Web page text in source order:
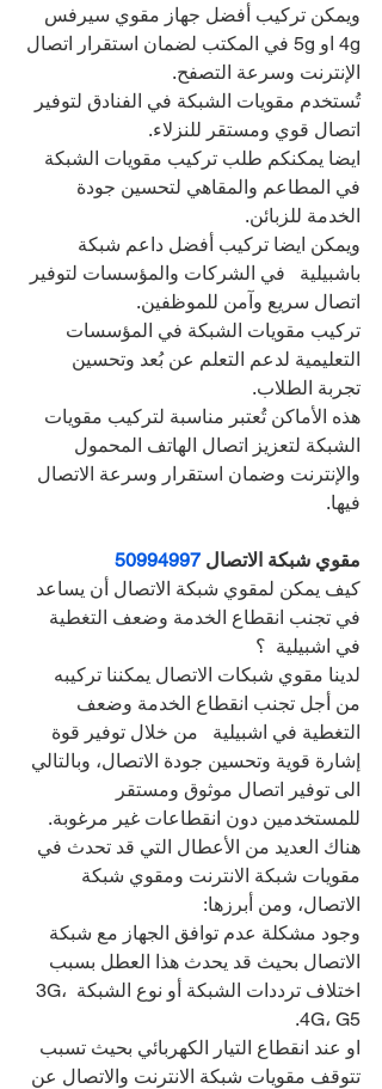
ويمكن تركيب أفضل جهاز مقوي سيرفس
4g او 5g في المكتب لضمان استقرار اتصال
الإنترنت وسرعة التصفح.
تُستخدم مقويات الشبكة في الفنادق لتوفير
اتصال قوي ومستقر للنزلاء.
ايضا يمكنكم طلب تركيب مقويات الشبكة
في المطاعم والمقاهي لتحسين جودة
الخدمة للزبائن.
ويمكن ايضا تركيب أفضل داعم شبكة
باشبيلية   في الشركات والمؤسسات لتوفير
اتصال سريع وآمن للموظفين.
تركيب مقويات الشبكة في المؤسسات
التعليمية لدعم التعلم عن بُعد وتحسين
تجربة الطلاب.
هذه الأماكن تُعتبر مناسبة لتركيب مقويات
الشبكة لتعزيز اتصال الهاتف المحمول
والإنترنت وضمان استقرار وسرعة الاتصال
فيها.
مقوي شبكة الاتصال 50994997
كيف يمكن لمقوي شبكة الاتصال أن يساعد
في تجنب انقطاع الخدمة وضعف التغطية
في اشبيلية  ؟
لدينا مقوي شبكات الاتصال يمكننا تركيبه
من أجل تجنب انقطاع الخدمة وضعف
التغطية في اشبيلية   من خلال توفير قوة
إشارة قوية وتحسين جودة الاتصال، وبالتالي
الى توفير اتصال موثوق ومستقر
للمستخدمين دون انقطاعات غير مرغوبة.
هناك العديد من الأعطال التي قد تحدث في
مقويات شبكة الانترنت ومقوي شبكة
الاتصال، ومن أبرزها:
وجود مشكلة عدم توافق الجهاز مع شبكة
الاتصال بحيث قد يحدث هذا العطل بسبب
اختلاف ترددات الشبكة أو نوع الشبكة 3G،
4G، G5.
او عند انقطاع التيار الكهربائي بحيث تسبب
تتوقف مقويات شبكة الانترنت والاتصال عن